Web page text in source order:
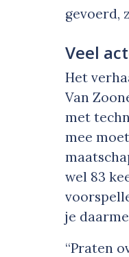
gevoerd,
Veel
Het
Van
met
mee
wel 83
je
“Praten